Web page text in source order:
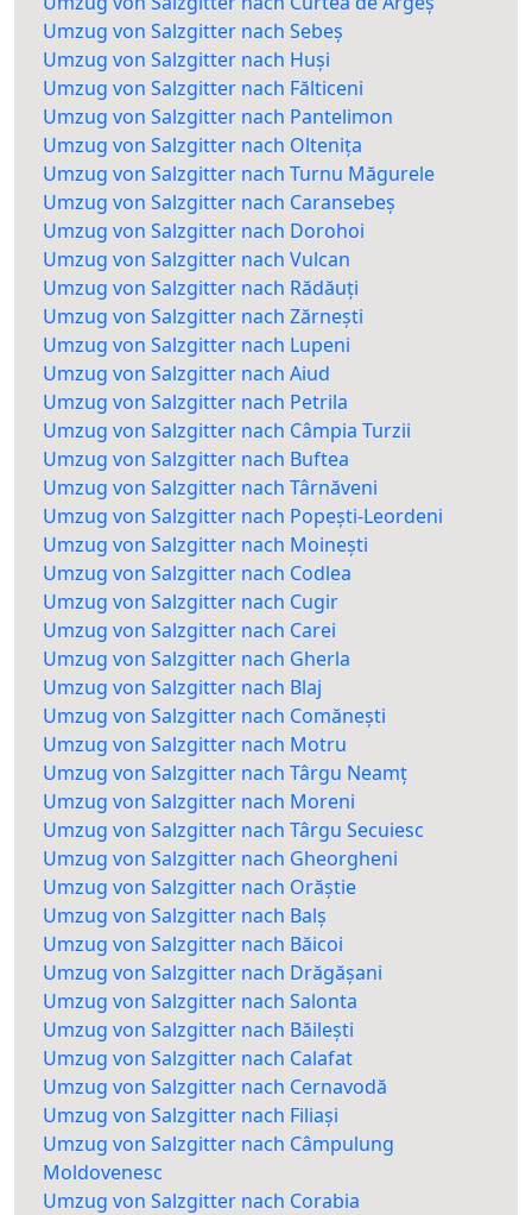
Umzug von Salzgitter nach Sebeș
Umzug von Salzgitter nach Huși
Umzug von Salzgitter nach Fălticeni
Umzug von Salzgitter nach Pantelimon
Umzug von Salzgitter nach Oltenița
Umzug von Salzgitter nach Turnu Măgurele
Umzug von Salzgitter nach Caransebeș
Umzug von Salzgitter nach Dorohoi
Umzug von Salzgitter nach Vulcan
Umzug von Salzgitter nach Rădăuți
Umzug von Salzgitter nach Zărnești
Umzug von Salzgitter nach Lupeni
Umzug von Salzgitter nach Aiud
Umzug von Salzgitter nach Petrila
Umzug von Salzgitter nach Câmpia Turzii
Umzug von Salzgitter nach Buftea
Umzug von Salzgitter nach Târnăveni
Umzug von Salzgitter nach Popești-Leordeni
Umzug von Salzgitter nach Moinești
Umzug von Salzgitter nach Codlea
Umzug von Salzgitter nach Cugir
Umzug von Salzgitter nach Carei
Umzug von Salzgitter nach Gherla
Umzug von Salzgitter nach Blaj
Umzug von Salzgitter nach Comănești
Umzug von Salzgitter nach Motru
Umzug von Salzgitter nach Târgu Neamț
Umzug von Salzgitter nach Moreni
Umzug von Salzgitter nach Târgu Secuiesc
Umzug von Salzgitter nach Gheorgheni
Umzug von Salzgitter nach Orăștie
Umzug von Salzgitter nach Balș
Umzug von Salzgitter nach Băicoi
Umzug von Salzgitter nach Drăgășani
Umzug von Salzgitter nach Salonta
Umzug von Salzgitter nach Băilești
Umzug von Salzgitter nach Calafat
Umzug von Salzgitter nach Cernavodă
Umzug von Salzgitter nach Filiași
Umzug von Salzgitter nach Câmpulung
Moldovenesc
Umzug von Salzgitter nach Corabia